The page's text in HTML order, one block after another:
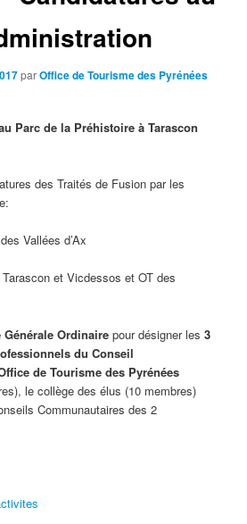
parOffice de Tourisme des Pyrénées
Parc de la Préhistoire à Tarascon
des Traités de Fusion par les
Vallées d’Ax
et Vicdessos et OT des
Générale Ordinaire pour désigner les3
du Conseil
de Tourisme des Pyrénées
le collège des élus (10 membres)
Communautaires des 2